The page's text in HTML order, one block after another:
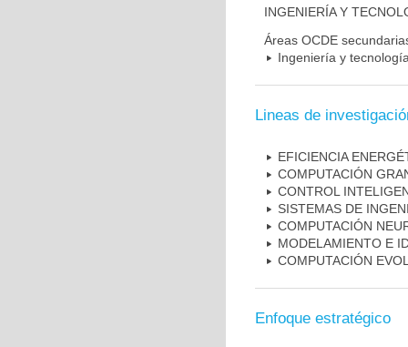
INGENIERÍA Y
Áreas OCDE
Ingeniería y
Lineas de
EFICIENCIA
COMPUTACIÓN
CONTROL
SISTEMAS DE
COMPUTACIÓN
MODELAMIENTO E
COMPUTACIÓN
Enfoque estratégico